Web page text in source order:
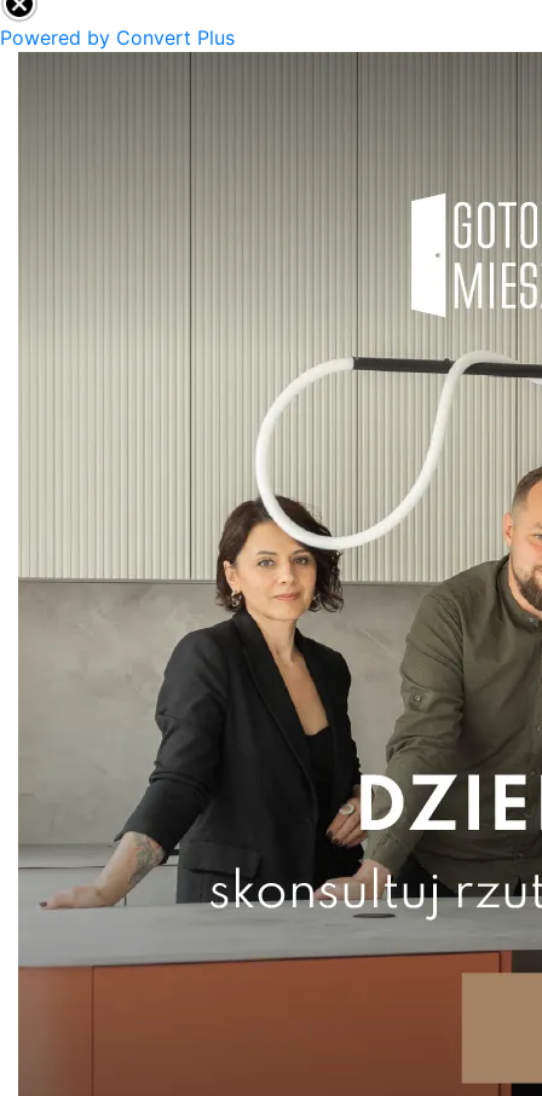
Powered by Convert Plus